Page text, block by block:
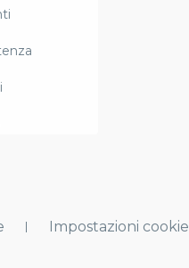
Impostazioni cookie